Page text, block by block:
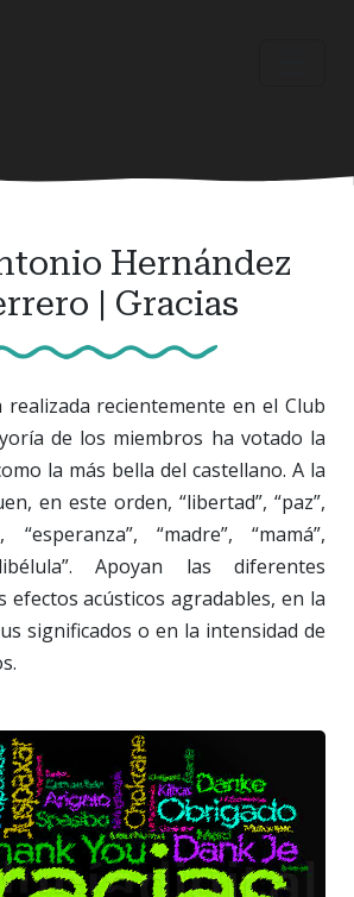
Hernández
| Gracias
realizada recientemente en el Club
de los miembros ha votado la
la más bella del castellano. A la
en este orden, “libertad”, “paz”,
“esperanza”, “madre”, “mamá”,
Apoyan las diferentes
efectos acústicos agradables, en la
significados o en la intensidad de